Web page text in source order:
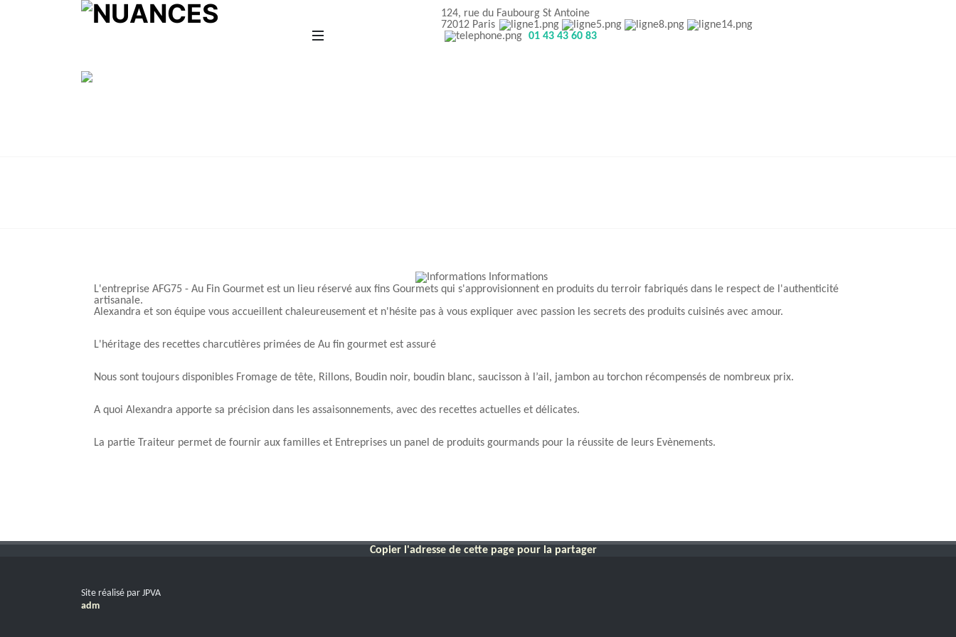
124, rue du Faubourg St Antoine
72012 Paris
01 43 43 60 83
L'entreprise AFG75 - Au Fin Gourmet est un lieu réservé aux fins Gourmets qui s'approvisionnent en produits du terroir fabriqués dans le respect de l'authenticité
artisanale.
Alexandra et son équipe vous accueillent chaleureusement et n'hésite pas à vous expliquer avec passion les secrets des produits cuisinés avec amour.
L'héritage des recettes charcutières primées de Au fin gourmet est assuré
Nous sont toujours disponibles Fromage de tête, Rillons, Boudin noir, boudin blanc, saucisson à l’ail, jambon au torchon récompensés de nombreux prix.
A quoi Alexandra apporte sa précision dans les assaisonnements, avec des recettes actuelles et délicates.
La partie Traiteur permet de fournir aux familles et Entreprises un panel de produits gourmands pour la réussite de leurs Evènements.
Copier l'adresse de cette page pour la partager
Site réalisé par JPVA
adm